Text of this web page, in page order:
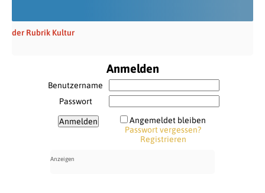
der Rubrik Kultur
Anmelden
Benutzername
Passwort
Angemeldet bleiben
Passwort vergessen?
Registrieren